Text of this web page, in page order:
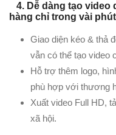
4. Dễ dàng tạo video
hàng chỉ trong vài phút
Giao diện kéo & thả
vẫn có thể tạo video
Hỗ trợ thêm logo,
phù hợp với thương
Xuất video Full HD,
xã hội.